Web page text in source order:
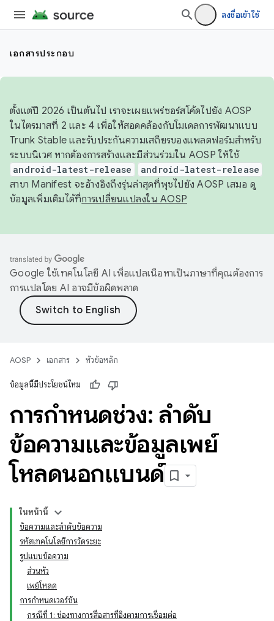
ลงชื่อเข้าใช้
เอกสารประกอบ
ตั้งแต่ปี 2026 เป็นต้นไป เราจะเผยแพร่ซอร์สโค้ดไปยัง AOSP
ในไตรมาสที่ 2 และ 4 เพื่อให้สอดคล้องกับโมเดลการพัฒนาแบบ
Trunk Stable และรับประกันความเสถียรของแพลตฟอร์มสำหรับ
ระบบนิเวศ หากต้องการสร้างและมีส่วนร่วมใน AOSP ให้ใช้
android-latest-release android-latest-release
สาขา Manifest จะอ้างอิงถึงรุ่นล่าสุดที่พุชไปยัง AOSP เสมอ ดู
ข้อมูลเพิ่มเติมได้ที่การเปลี่ยนแปลงใน AOSP
Google ใช้เทคโนโลยี AI เพื่อแปลเนื้อหาเป็นภาษาที่คุณต้องการ
การแปลโดย AI อาจมีข้อผิดพลาด
AOSP เอกสาร หัวข้อหลัก
ข้อมูลนี้มีประโยชน์ไหม
การกำหนดช่วง: ลำดับ
ข้อความและข้อมูลเพย์
โหลดนอกแบนด์
ในหน้านี้
ข้อความและลำดับข้อความ
รหัสเทคโนโลยีการวัดระยะ
รูปแบบข้อความ
ส่วนหัว
เพย์โหลด
การกำหนดเวอร์ชัน
กรณีที่ 1: ช่องทางการสื่อสารที่อิงตามการเชื่อมต่อ